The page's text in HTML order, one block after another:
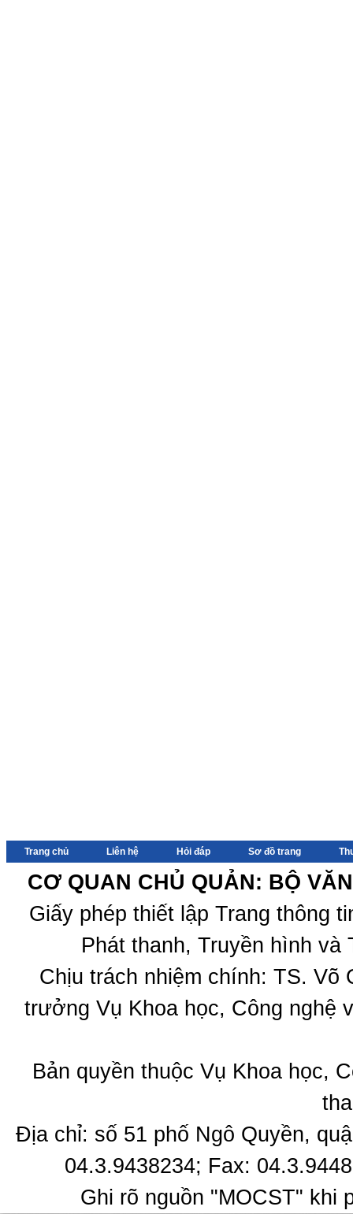
Trang chủ Liên hệ Hỏi đáp Sơ đồ trang
CƠ QUAN CHỦ QUẢN: BỘ
Giấy phép thiết lập Trang thông
Phát thanh, Truyền hình
Chịu trách nhiệm chính: TS.
trưởng Vụ Khoa học, Công nghệ
Bản quyền thuộc Vụ Khoa học,
Địa chỉ: số 51 phố Ngô Quyền,
04.3.9438234; Fax:
Ghi rõ nguồn "MOCST" khi